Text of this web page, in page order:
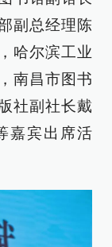
副总经理陈
哈尔滨工业
南昌市图书
社副社长戴
嘉宾出席活